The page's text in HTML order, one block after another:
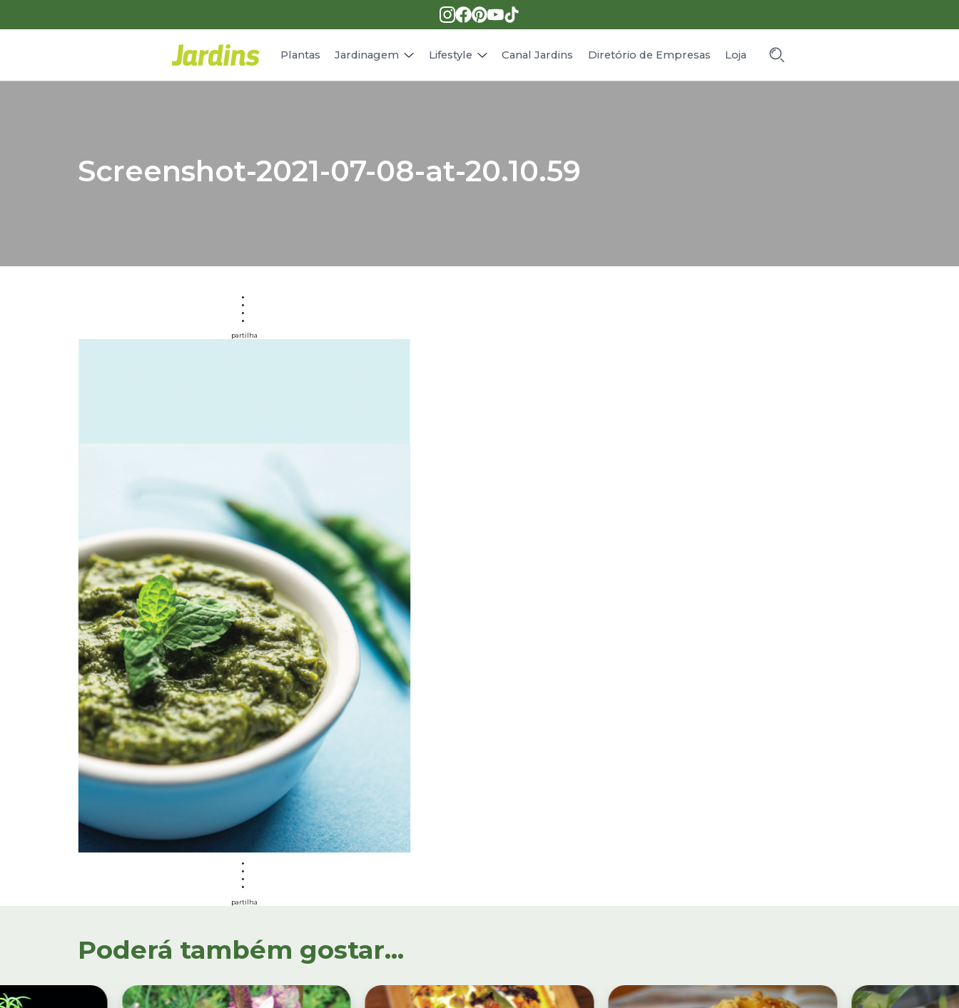
Plantas Jardinagem Lifestyle
Receitas
Canal Jardins Diretório de Empresas Loja
Screenshot-2021-07-08-at-20.10.59
partilha
partilha
Poderá também gostar...